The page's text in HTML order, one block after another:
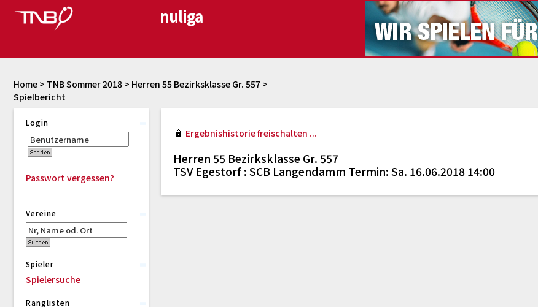
Spielbericht
Home > TNB Sommer 2018 > Herren 55 Bezirksklasse Gr. 557 >
Login
Passwort vergessen?
Vereine
Spieler
Spielersuche
Ranglisten
Ergebnishistorie freischalten ...
Herren 55 Bezirksklasse Gr. 557
TSV Egestorf : SCB Langendamm Termin: Sa. 16.06.2018 14:00